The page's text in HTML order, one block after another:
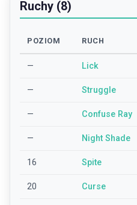
Ruchy (8)
POZIOM RUCH
— Lick
— Struggle
— Confuse Ray
— Night Shade
16 Spite
20 Curse